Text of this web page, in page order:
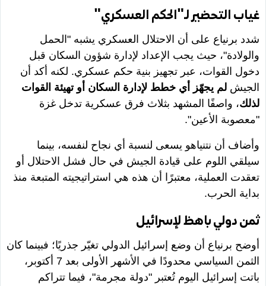
غياب التحضير لـ"الحكم العسكري"
شدد برنياع على أن الاحتلال العسكري يشبه "الحمل
والولادة"، حيث يجب الإعداد لإدارة شؤون السكان قبل
دخول القوات، عبر تجهيز بنية حكم عسكري. لكنه أكد أن
الجيش لم يجهّز أي خطط لإدارة السكان أو تهيئة القوات
لذلك، واصفًا المشهد بثلاث فرق عسكرية تدخل غزة
"معصوبة الأعين".
وأضاف أن نتنياهو يسعى لنسبة أي نجاح لنفسه، بينما
سيلقي اللوم على قيادة الجيش في حال فشل الاحتلال أو
تعقدت العملية، معتبرًا أن هذه هي استراتيجيته المتبعة منذ
بداية الحرب.
ثمن دولي باهظ لإسرائيل
أوضح برنياع أن وضع إسرائيل الدولي تغيّر جذريًا؛ فبينما كان
الثمن السياسي محدودًا في الأشهر الأولى بعد 7 أكتوبر،
باتت إسرائيل اليوم تُعتبر "دولة مجرمة"، فيما تتراكم